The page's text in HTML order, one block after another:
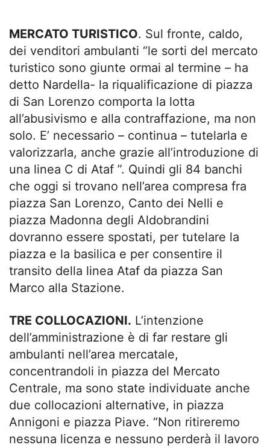
MERCATO TURISTICO. Sul fronte, caldo,
dei venditori ambulanti “le sorti del mercato
turistico sono giunte ormai al termine – ha
detto Nardella- la riqualificazione di piazza
di San Lorenzo comporta la lotta
all’abusivismo e alla contraffazione, ma non
solo. E’ necessario – continua – tutelarla e
valorizzarla, anche grazie all’introduzione di
una linea C di Ataf ”. Quindi gli 84 banchi
che oggi si trovano nell’area compresa fra
piazza San Lorenzo, Canto dei Nelli e
piazza Madonna degli Aldobrandini
dovranno essere spostati, per tutelare la
piazza e la basilica e per consentire il
transito della linea Ataf da piazza San
Marco alla Stazione.
TRE COLLOCAZIONI. L’intenzione
dell’amministrazione è di far restare gli
ambulanti nell’area mercatale,
concentrandoli in piazza del Mercato
Centrale, ma sono state individuate anche
due collocazioni alternative, in piazza
Annigoni e piazza Piave. “Non ritireremo
nessuna licenza e nessuno perderà il lavoro